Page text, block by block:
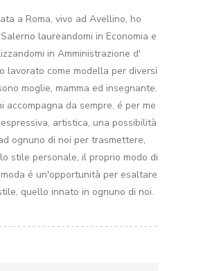
a Roma, vivo ad Avellino, ho
laureandomi in Economia e
in Amministrazione d'
lavorato come modella per diversi
moglie, mamma ed insegnante.
accompagna da sempre, é per me
artistica, una possibilità
ognuno di noi per trasmettere,
stile personale, il proprio modo di
é un'opportunità per esaltare
quello innato in ognuno di noi.